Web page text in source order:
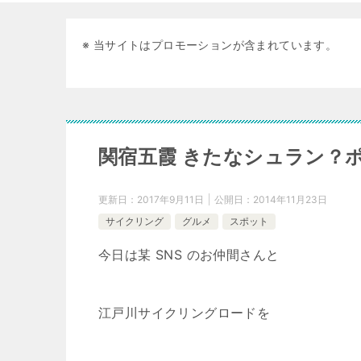
※ 当サイトはプロモーションが含まれています。
関宿五霞 きたなシュラン？
更新日： 2017年9月11日 公開日： 2014年11月23日
サイクリング
グルメ スポット
今日は某 SNS のお仲間さんと
江戸川サイクリングロードを